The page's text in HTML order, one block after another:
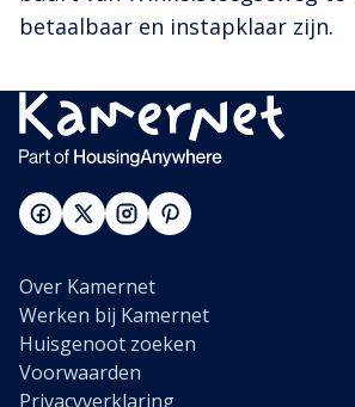
betaalbaar en instapklaar zijn.
Over Kamernet
Werken bij Kamernet
Huisgenoot zoeken
Voorwaarden
Privacyverklaring